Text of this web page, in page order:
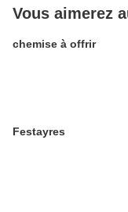
Vous aimerez
chemise à offrir
Festayres